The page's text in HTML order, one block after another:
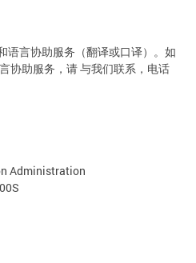
语言协助服务（翻译或口译）。如
协助服务，请 与我们联系，电话
Administration